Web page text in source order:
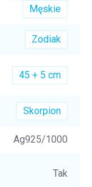
Męskie
Zodiak
45 + 5 cm
Skorpion
Ag925/1000
Tak